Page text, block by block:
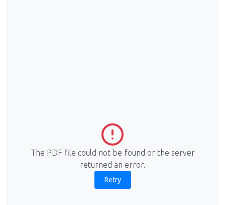
The PDF file could not be found or the server
returned an error.
Retry